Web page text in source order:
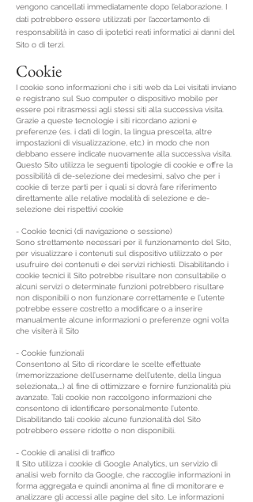
vengono cancellati immediatamente dopo l’elaborazione. I
dati potrebbero essere utilizzati per l’accertamento di
responsabilità in caso di ipotetici reati informatici ai danni del
Sito o di terzi.
Cookie
I cookie sono informazioni che i siti web da Lei visitati inviano
e registrano sul Suo computer o dispositivo mobile per
essere poi ritrasmessi agli stessi siti alla successiva visita.
Grazie a queste tecnologie i siti ricordano azioni e
preferenze (es. i dati di login, la lingua prescelta, altre
impostazioni di visualizzazione, etc.) in modo che non
debbano essere indicate nuovamente alla successiva visita.
Questo Sito utilizza le seguenti tipologie di cookie e offre la
possibilità di de-selezione dei medesimi, salvo che per i
cookie di terze parti per i quali si dovrà fare riferimento
direttamente alle relative modalità di selezione e de-
selezione dei rispettivi cookie
- Cookie tecnici (di navigazione o sessione)
Sono strettamente necessari per il funzionamento del Sito,
per visualizzare i contenuti sul dispositivo utilizzato o per
usufruire dei contenuti e dei servizi richiesti. Disabilitando i
cookie tecnici il Sito potrebbe risultare non consultabile o
alcuni servizi o determinate funzioni potrebbero risultare
non disponibili o non funzionare correttamente e l’utente
potrebbe essere costretto a modificare o a inserire
manualmente alcune informazioni o preferenze ogni volta
che visiterà il Sito
- Cookie funzionali
Consentono al Sito di ricordare le scelte effettuate
(memorizzazione dell’username dell’utente, della lingua
selezionata,…) al fine di ottimizzare e fornire funzionalità più
avanzate. Tali cookie non raccolgono informazioni che
consentono di identificare personalmente l’utente.
Disabilitando tali cookie alcune funzionalità del Sito
potrebbero essere ridotte o non disponibili.
- Cookie di analisi di traffico
Il Sito utilizza i cookie di Google Analytics, un servizio di
analisi web fornito da Google, che raccoglie informazioni in
forma aggregata e quindi anonima al fine di monitorare e
analizzare gli accessi alle pagine del sito. Le informazioni